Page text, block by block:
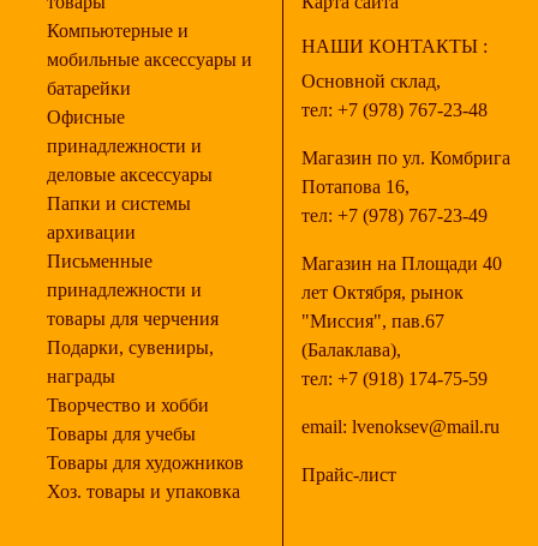
Компьютерные и
мобильные аксессуары и
батарейки
Офисные
принадлежности и
деловые аксессуары
Папки и системы
архивации
Письменные
принадлежности и
товары для черчения
Подарки, сувениры,
награды
Творчество и хобби
Товары для учебы
Товары для художников
Хоз. товары и упаковка
НАШИ КОНТАКТЫ :
Основной склад,
тел: +7 (978) 767-23-48
Магазин по ул. Комбрига
Потапова 16,
тел: +7 (978) 767-23-49
Магазин на Площади 40
лет Октября, рынок
"Миссия", пав.67
(Балаклава),
тел: +7 (918) 174-75-59
email: lvenoksev@mail.ru
Прайс-лист